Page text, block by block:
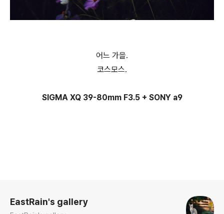
어느 가을.
코스모스.
SIGMA XQ 39-80mm F3.5 + SONY a9
EastRain's gallery